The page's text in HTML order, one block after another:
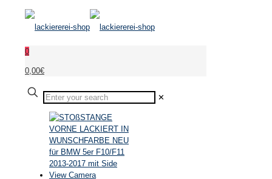
0
0,00€
✕